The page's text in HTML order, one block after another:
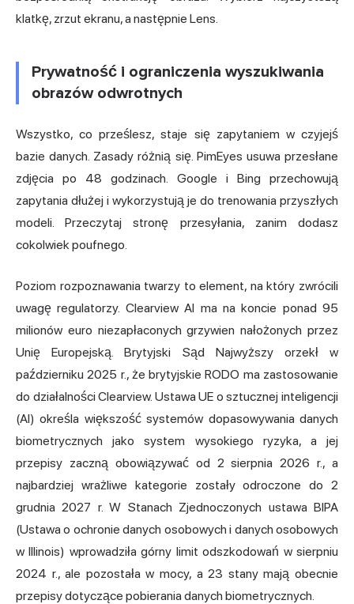
klatkę, zrzut ekranu, a następnie Lens.
Prywatność i ograniczenia wyszukiwania
obrazów odwrotnych
Wszystko, co prześlesz, staje się zapytaniem w czyjejś
bazie danych. Zasady różnią się. PimEyes usuwa przesłane
zdjęcia po 48 godzinach. Google i Bing przechowują
zapytania dłużej i wykorzystują je do trenowania przyszłych
modeli. Przeczytaj stronę przesyłania, zanim dodasz
cokolwiek poufnego.
Poziom rozpoznawania twarzy to element, na który zwrócili
uwagę regulatorzy. Clearview AI ma na koncie ponad 95
milionów euro niezapłaconych grzywien nałożonych przez
Unię Europejską. Brytyjski Sąd Najwyższy orzekł w
październiku 2025 r., że brytyjskie RODO ma zastosowanie
do działalności Clearview. Ustawa UE o sztucznej inteligencji
(AI) określa większość systemów dopasowywania danych
biometrycznych jako system wysokiego ryzyka, a jej
przepisy zaczną obowiązywać od 2 sierpnia 2026 r., a
najbardziej wrażliwe kategorie zostały odroczone do 2
grudnia 2027 r. W Stanach Zjednoczonych ustawa BIPA
(Ustawa o ochronie danych osobowych i danych osobowych
w Illinois) wprowadziła górny limit odszkodowań w sierpniu
2024 r., ale pozostała w mocy, a 23 stany mają obecnie
przepisy dotyczące pobierania danych biometrycznych.